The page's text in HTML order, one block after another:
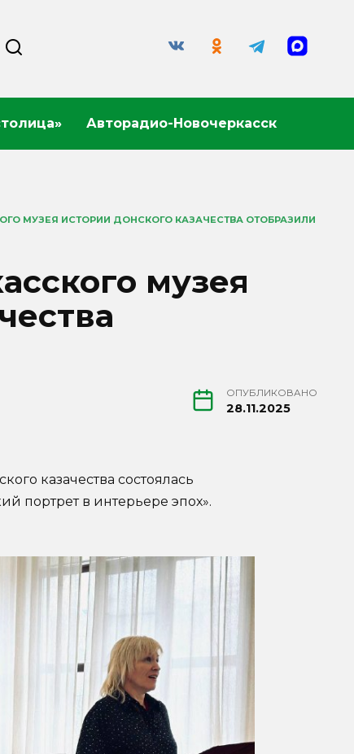
Авторадио-Новочеркасск
МУЗЕЯ ИСТОРИИ ДОНСКОГО КАЗАЧЕСТВА ОТОБРАЗИЛИ
музея
ОПУБЛИКОВАНО
28.11.2025
казачества состоялась
портрет в интерьере эпох».